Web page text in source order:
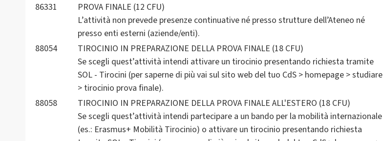
86331
PROVA FINALE (12 CFU)
L’attività non prevede presenze continuative né presso strutture dell’Ateneo né
presso enti esterni (aziende/enti).
88054
TIROCINIO IN PREPARAZIONE DELLA PROVA FINALE (18 CFU)
Se scegli quest’attività intendi attivare un tirocinio presentando richiesta tramite
SOL - Tirocini (per saperne di più vai sul sito web del tuo CdS > homepage > studiare
> tirocinio prova finale).
88058
TIROCINIO IN PREPARAZIONE DELLA PROVA FINALE ALL'ESTERO (18 CFU)
Se scegli quest’attività intendi partecipare a un bando per la mobilità internazionale
(es.: Erasmus+ Mobilità Tirocinio) o attivare un tirocinio presentando richiesta